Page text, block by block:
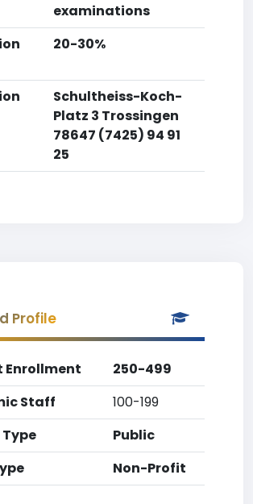
examinations
20-30%
Schultheiss-Koch-
Platz 3 Trossingen
78647 (7425) 94 91
25
Profile
Enrollment
250-499
Staff
100-199
Public
Non-Profit